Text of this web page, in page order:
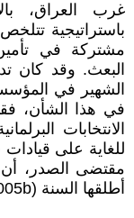
غرب العراق،
باستراتيجية
مشتركة في
البعث. وقد كان
الشهير في
في هذا الشأن،
للغاية على
مقتضى الصدر، أن
أطلقها السنة (Alexander and Assaf 2005b).